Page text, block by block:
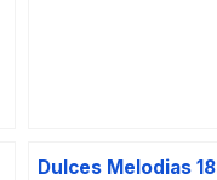
Dulces Melodias 18